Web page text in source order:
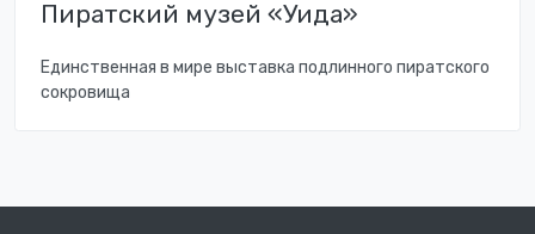
Пиратский музей «Уида»
Единственная в мире выставка подлинного пиратского
сокровища